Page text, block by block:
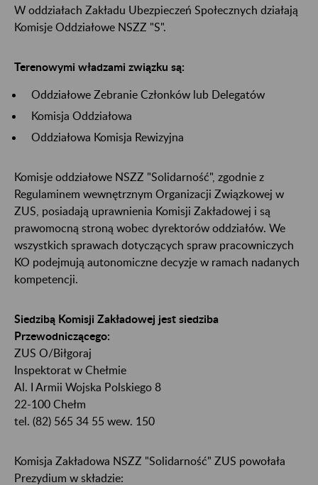
W oddziałach Zakładu Ubezpieczeń Społecznych działają
Komisje Oddziałowe NSZZ "S".
Terenowymi władzami związku są:
Oddziałowe Zebranie Członków lub Delegatów
Komisja Oddziałowa
Oddziałowa Komisja Rewizyjna
Komisje oddziałowe NSZZ "Solidarność", zgodnie z
Regulaminem wewnętrznym Organizacji Związkowej w
ZUS, posiadają uprawnienia Komisji Zakładowej i są
prawomocną stroną wobec dyrektorów oddziałów. We
wszystkich sprawach dotyczących spraw pracowniczych
KO podejmują autonomiczne decyzje w ramach nadanych
kompetencji.
Siedzibą Komisji Zakładowej jest siedziba
Przewodniczącego:
ZUS O/Biłgoraj
Inspektorat w Chełmie
Al. I Armii Wojska Polskiego 8
22-100 Chełm
tel. (82) 565 34 55 wew. 150
Komisja Zakładowa NSZZ "Solidarność" ZUS powołała
Prezydium w składzie: